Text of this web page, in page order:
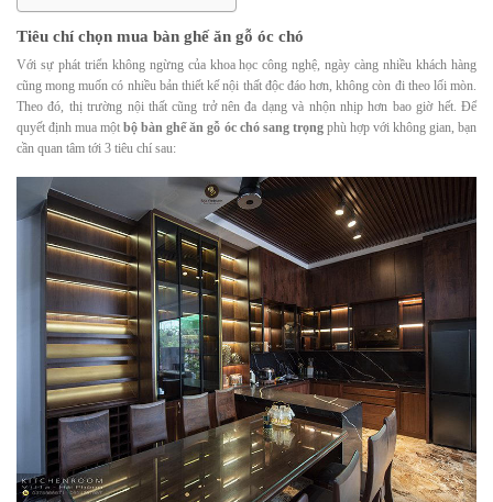
Tiêu chí chọn mua bàn ghế ăn gỗ óc chó
Với sự phát triển không ngừng của khoa học công nghệ, ngày càng nhiều khách hàng
cũng mong muốn có nhiều bản thiết kế nội thất độc đáo hơn, không còn đi theo lối mòn.
Theo đó, thị trường nội thất cũng trở nên đa dạng và nhộn nhịp hơn bao giờ hết. Để
quyết định mua mộtbộ bàn ghế ăn gỗ óc chó sang trọng phù hợp với không gian, bạn
cần quan tâm tới 3 tiêu chí sau: